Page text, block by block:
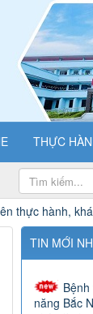
THỰC
bệnh
TIN MỚI
nhân là
nhân liệt